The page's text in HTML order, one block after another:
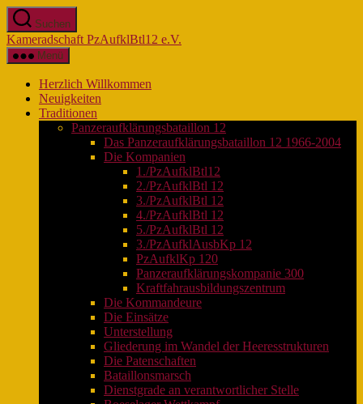
Zum
Inhalt
springen
Suchen
Kameradschaft PzAufklBtl12 e.V.
Menü
Herzlich Willkommen
Neuigkeiten
Traditionen
Panzeraufklärungsbataillon 12
Das Panzeraufklärungsbataillon 12 1966-2004
Die Kompanien
1./PzAufklBtl12
2./PzAufklBtl 12
3./PzAufklBtl 12
4./PzAufklBtl 12
5./PzAufklBtl 12
3./PzAufklAusbKp 12
PzAufklKp 120
Panzeraufklärungskompanie 300
Kraftfahrausbildungszentrum
Die Kommandeure
Die Einsätze
Unterstellung
Gliederung im Wandel der Heeresstrukturen
Die Patenschaften
Bataillonsmarsch
Dienstgrade an verantwortlicher Stelle